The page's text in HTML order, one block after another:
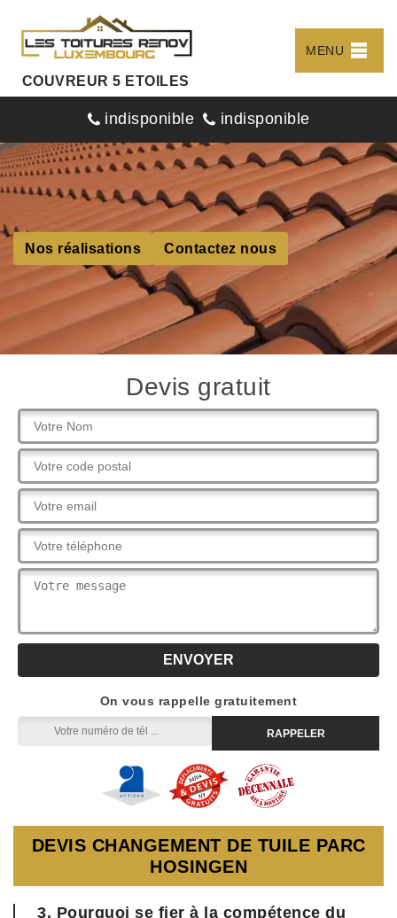
COUVREUR 5 ETOILES
MENU
indisponible indisponible
Nos réalisations Contactez nous
Devis gratuit
On vous rappelle gratuitement
DEVIS CHANGEMENT DE TUILE PARC
HOSINGEN
3. Pourquoi se fier à la compétence du